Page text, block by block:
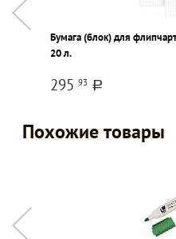
Бумага (блок) для
20 л.
295 93 a
Похожие товары